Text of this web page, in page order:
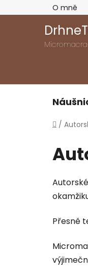
na
O mně
Domů
/
Přesně